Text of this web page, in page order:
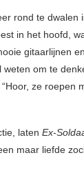
rond te dwalen
in het hoofd,
gitaarlijnen
om te
ze roepen
laten Ex-
maar liefde